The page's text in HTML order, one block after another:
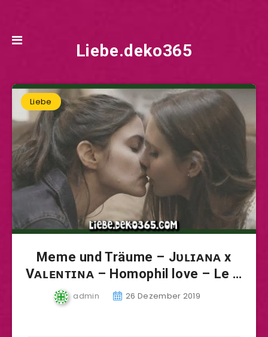
Liebe.deko365
Liebe
Meme und Träume – Jᴜʟɪᴀɴᴀ x
Vᴀʟᴇɴᴛɪɴᴀ – Homophil love – Le …
admin 26 Dezember 2019